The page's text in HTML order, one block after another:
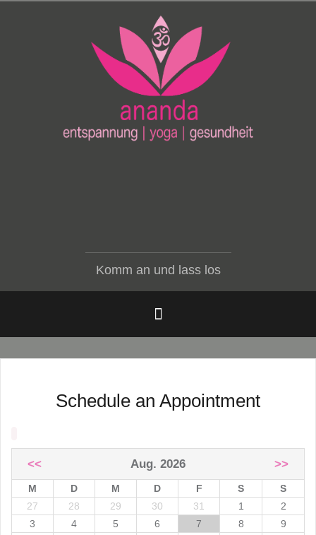
Komm an und lass los
Schedule an Appointment
<< Aug. 2026 >>
M D M D F S
S
27
28 29 30 31 1
2
3
4 5 6 7 8
9